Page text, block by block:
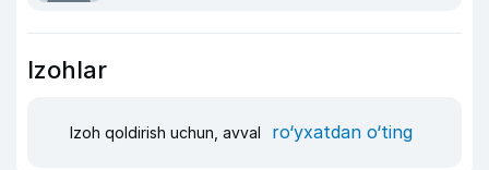
Izohlar
Izoh qoldirish uchun, avval ro‘yxatdan o‘ting